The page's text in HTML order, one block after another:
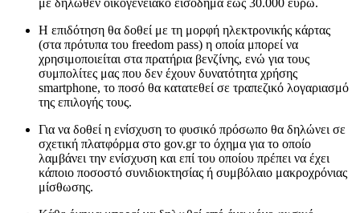
Η επιδότηση θα δοθεί με τη μορφή ηλεκτρονικής κάρτας
(στα πρότυπα του freedom pass) η οποία μπορεί να
χρησιμοποιείται στα πρατήρια βενζίνης, ενώ για τους
συμπολίτες μας που δεν έχουν δυνατότητα χρήσης
smartphone, το ποσό θα κατατεθεί σε τραπεζικό λογαριασμό
της επιλογής τους.
Για να δοθεί η ενίσχυση το φυσικό πρόσωπο θα δηλώνει σε
σχετική πλατφόρμα στο gov.gr το όχημα για το οποίο
λαμβάνει την ενίσχυση και επί του οποίου πρέπει να έχει
κάποιο ποσοστό συνιδιοκτησίας ή συμβόλαιο μακρoχρόνιας
μίσθωσης.